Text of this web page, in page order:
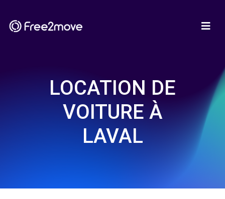
LOCATION DE
VOITURE À
LAVAL